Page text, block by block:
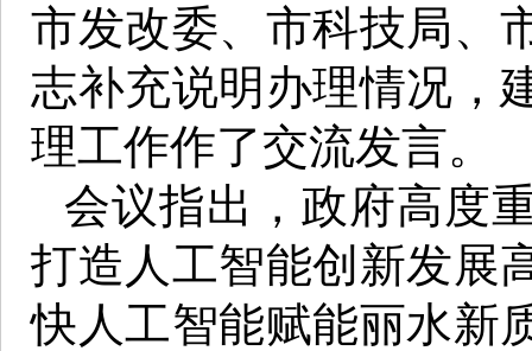
市发改委、市科技局、
志补充说明办理情况，
理工作作了交流发言。
会议指出，政府高度
打造人工智能创新发展
快人工智能赋能丽水新